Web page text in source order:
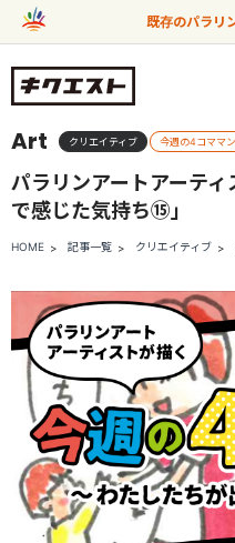
既存のパラリ
Art クリエイティブ 今週の4コママ
パラリンアートアーテ
で感じた気持ち⑮」
HOME 記事一覧 クリエイティブ